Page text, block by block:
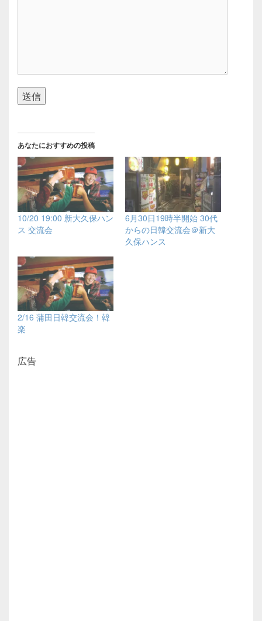
送信
あなたにおすすめの投稿
10/20 19:00 新大久保ハン
ス 交流会
6月30日19時半開始 30代
からの日韓交流会＠新大
久保ハンス
2/16 蒲田日韓交流会！韓
楽
広告